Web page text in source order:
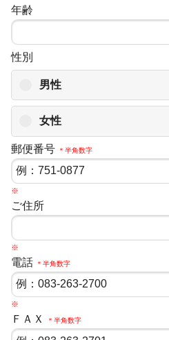
年齢
性別
男性
女性
郵便番号 ＊半角数字
※
ご住所
※
電話 ＊半角数字
※
ＦＡＸ ＊半角数字